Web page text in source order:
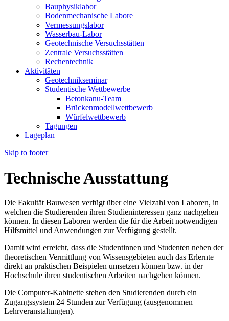
Bauphysiklabor
Bodenmechanische Labore
Vermessungslabor
Wasserbau-Labor
Geotechnische Versuchsstätten
Zentrale Versuchsstätten
Rechentechnik
Aktivitäten
Geotechnikseminar
Studentische Wettbewerbe
Betonkanu-Team
Brückenmodellwettbewerb
Würfelwettbewerb
Tagungen
Lageplan
Skip to footer
Technische Ausstattung
Die Fakultät Bauwesen verfügt über eine Vielzahl von Laboren, in
welchen die Studierenden ihren Studieninteressen ganz nachgehen
können. In diesen Laboren werden die für die Arbeit notwendigen
Hilfsmittel und Anwendungen zur Verfügung gestellt.
Damit wird erreicht, dass die Studentinnen und Studenten neben der
theoretischen Vermittlung von Wissensgebieten auch das Erlernte
direkt an praktischen Beispielen umsetzen können bzw. in der
Hochschule ihren studentischen Arbeiten nachgehen können.
Die Computer-Kabinette stehen den Studierenden durch ein
Zugangssystem 24 Stunden zur Verfügung (ausgenommen
Lehrveranstaltungen).